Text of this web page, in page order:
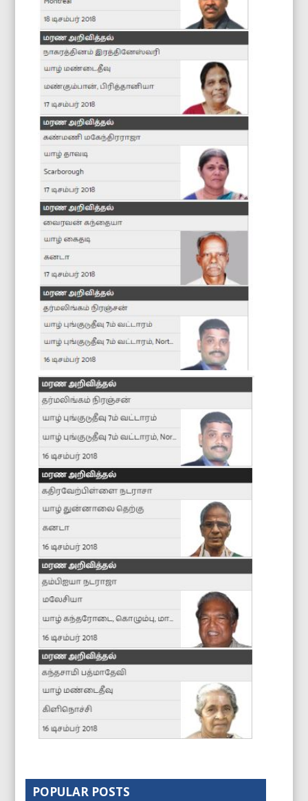
POPULAR POSTS